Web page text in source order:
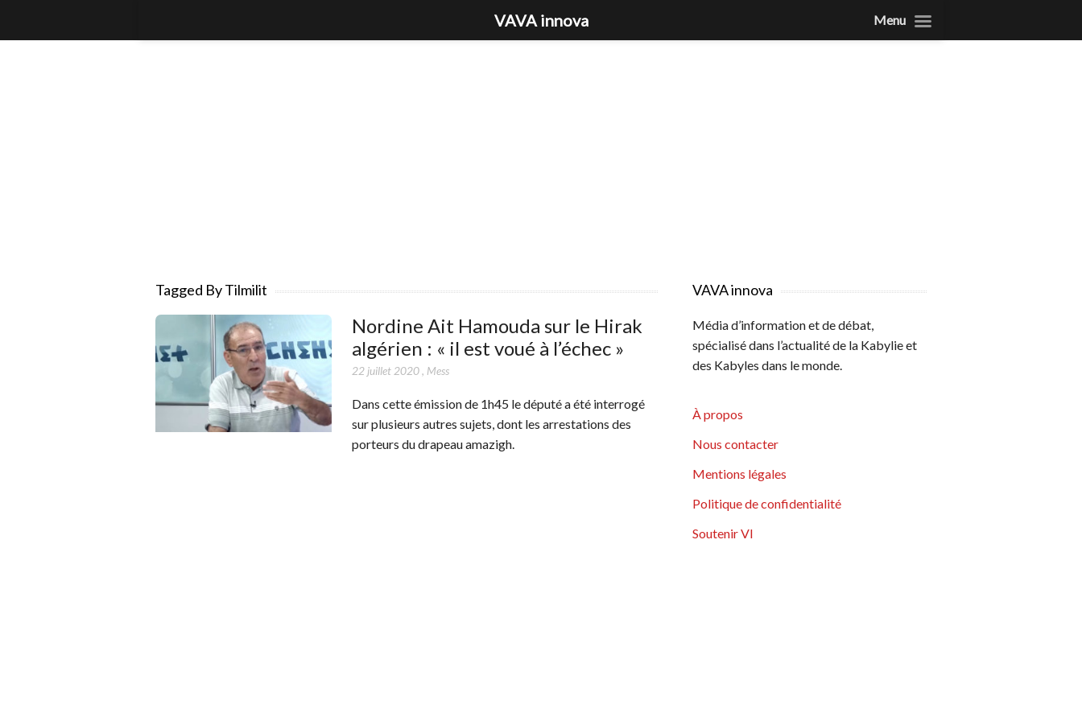
Tagged By Tilmilit
Nordine Ait Hamouda sur le Hirak
algérien : « il est voué à l’échec »
22 juillet 2020, Mess
Dans cette émission de 1h45 le député a été interrogé
sur plusieurs autres sujets, dont les arrestations des
porteurs du drapeau amazigh.
VAVA innova
Média d’information et de débat,
spécialisé dans l’actualité de la Kabylie et
des Kabyles dans le monde.
À propos
Nous contacter
Mentions légales
Politique de confidentialité
Soutenir VI
VAVA innova Menu